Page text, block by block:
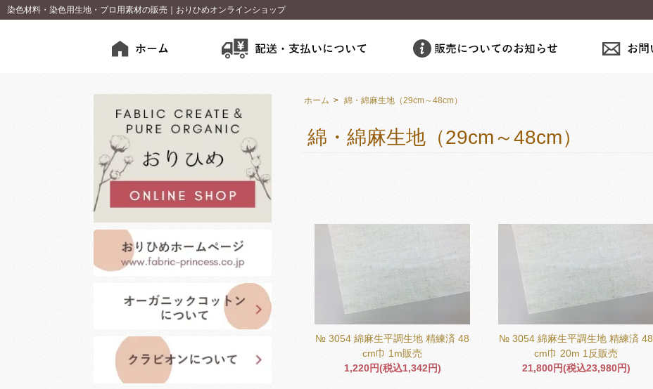
染色材料・染色用生地・プロ用素材の販売｜おりひめオンラインショップ
ホーム > 綿・綿麻生地（29cm～48cm）
綿・綿麻生地（29cm～48cm）
№ 3054 綿麻生平調生地 精練済 48
cm巾 1m販売
1,220円(税込1,342円)
№ 3054 綿麻生平調生地 精練済 48
cm巾 20m 1反販売
21,800円(税込23,980円)